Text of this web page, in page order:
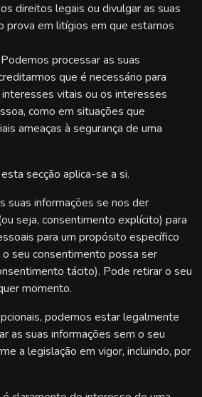
direitos legais ou divulgar as suas
prova em litígios em que estamos
processar as suas
que é necessário para
vitais ou os interesses
como em situações que
ameaças à segurança de uma
secção aplica-se a si.
suas informações se nos der
seja, consentimento explícito) para
para um propósito específico
seu consentimento possa ser
tácito). Pode retirar o seu
momento.
podemos estar legalmente
as suas informações sem o seu
a legislação em vigor, incluindo, por